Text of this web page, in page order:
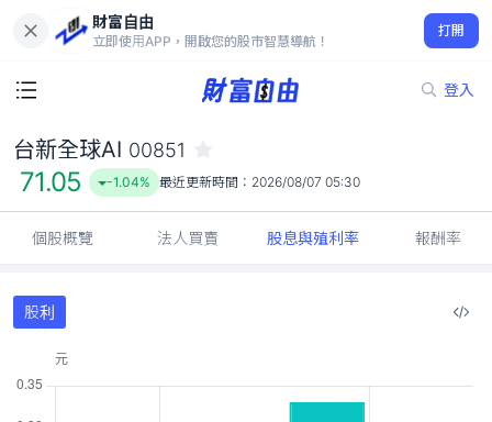
財富自由
立即使用APP，開啟您的股市智慧導航！
打開
登入
71.05
-1.04%
台新全球AI 00851
71.05 -1.04% 最近更新時間： 2026/08/07 05:30
個股概覽 法人買賣 股息與殖利率 報酬率
股利